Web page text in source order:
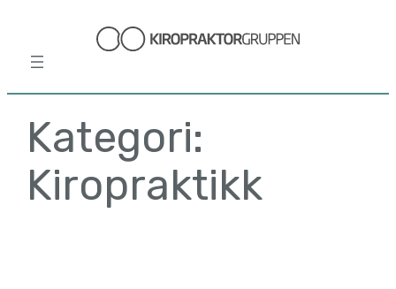
innhold
Kategori:
Kiropraktikk